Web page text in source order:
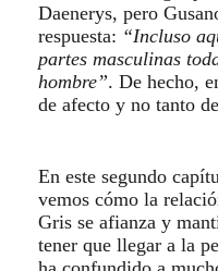
Daenerys, pero
respuesta: “Incluso
partes masculinas
hombre”. De hecho,
de afecto y no tanto
En este segundo
vemos cómo la
Gris se afianza y
tener que llegar a la